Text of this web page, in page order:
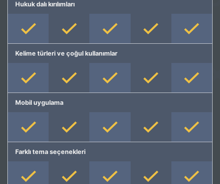
Hukuk dalı kırılımları
Kelime türleri ve çoğul kullanımlar
Mobil uygulama
Farklı tema seçenekleri